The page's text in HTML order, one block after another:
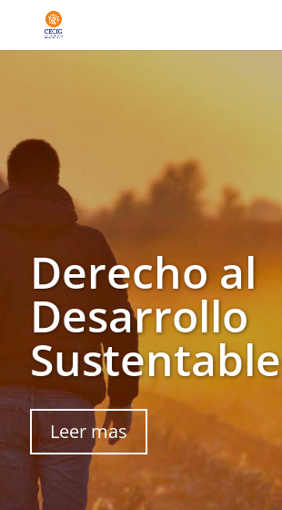
Derecho al
Desarrollo
Sustentable
Leer mas